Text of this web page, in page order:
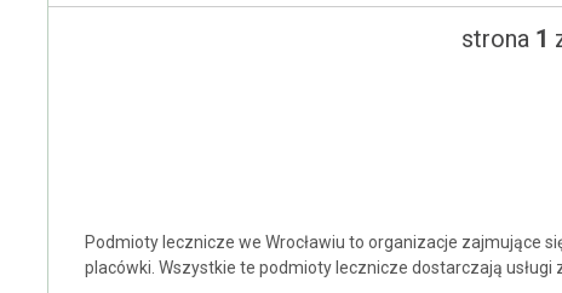
strona 1
Podmioty lecznicze we Wrocławiu to organizacje zajmujące
placówki. Wszystkie te podmioty lecznicze dostarczają usługi